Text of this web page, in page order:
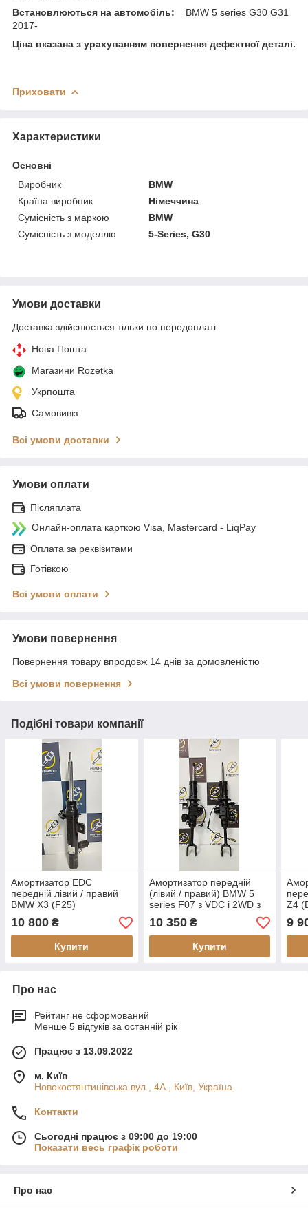
Встановлюються на автомобіль:
BMW 5 series G30 G31
2017-
Ціна вказана з урахуванням повернення дефектної деталі.
Приховати
Характеристики
Основні
Виробник
BMW
Країна виробник
Німеччина
Сумісність з маркою
BMW
Сумісність з моделлю
5-Series, G30
Умови доставки
Доставка здійснюється тільки по передоплаті.
Нова Пошта
Магазини Rozetka
Укрпошта
Самовивіз
Всі умови доставки
Умови оплати
Післяплата
Онлайн-оплата карткою Visa, Mastercard - LiqPay
Оплата за реквізитами
Готівкою
Всі умови оплати
Умови повернення
Повернення товару впродовж 14 днів за домовленістю
Всі умови повернення
Подібні товари компанії
Амортизатор EDC
передній лівий / правий
BMW X3 (F25)
(відновлений)
10 800 ₴
Купити
Амортизатор передній
(лівий / правий) BMW 5
series F07 з VDC і 2WD з
2010 (відновлений)
10 350₴
Купити
Z4
9
Про нас
Рейтинг не сформований
Менше 5 відгуків за останній рік
Працює з 13.09.2022
м. Київ
Новокостянтинівська вул., 4А., Київ, Україна
Контакти
Сьогодні працює з 09:00 до 19:00
Показати весь графік роботи
Про нас